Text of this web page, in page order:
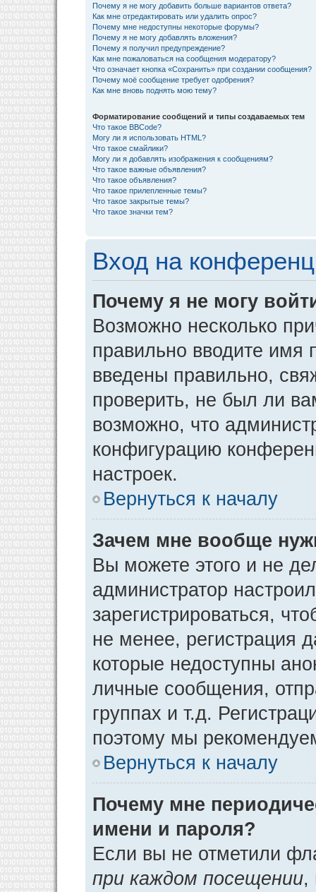
Почему я не могу добавить больше вариантов ответа?
Как мне отредактировать или удалить опрос?
Почему мне недоступны некоторые форумы?
Почему я не могу добавлять вложения?
Почему я получил предупреждение?
Как мне пожаловаться на сообщения модератору?
Что означает кнопка «Сохранить» при создании сообщения?
Почему моё сообщение требует одобрения?
Как мне вновь поднять мою тему?
Форматирование сообщений и типы создаваемых тем
Что такое BBCode?
Могу ли я использовать HTML?
Что такое смайлики?
Могу ли я добавлять изображения к сообщениям?
Что такое важные объявления?
Что такое объявления?
Что такое прилепленные темы?
Что такое закрытые темы?
Что такое значки тем?
Вход на
Почему я не могу
Возможно несколько
правильно вводите имя
введены правильно,
проверить, не был ли
возможно, что
конфигурацию
настроек.
Вернуться к началу
Зачем мне вообще
Вы можете этого и не
администратор
зарегистрироваться,
не менее, регистрация
которые недоступны
личные сообщения,
группах и т.д.
поэтому мы
Вернуться к началу
Почему мне
имени и пароля?
Если вы не отметили
при каждом посещении,